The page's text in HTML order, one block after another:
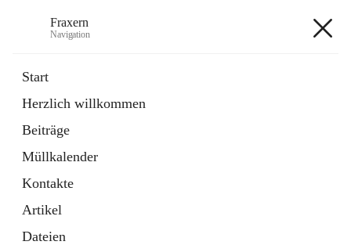
Fraxern
Navigation
Start
Herzlich willkommen
Beiträge
Müllkalender
Kontakte
Artikel
Dateien
Ordner
in
Tab
Formulare
Artikel
öffnet
in
neuem
Tab